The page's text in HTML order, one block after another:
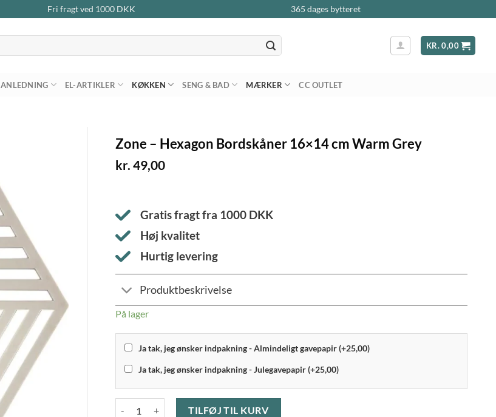
Fri fragt ved 1000DKK 365 dages bytteret
KR.0,00
ANLEDNING EL-ARTIKLER KØKKEN SENG & BAD MÆRKER CC OUTLET
Zone – Hexagon Bordskåner 16×14 cm Warm Grey
kr. 49,00
Gratis fragt fra 1000 DKK
Høj kvalitet
Hurtig levering
Produktbeskrivelse
På lager
Ja tak, jeg ønsker indpakning - Almindeligt gavepapir (+25,00)
Ja tak, jeg ønsker indpakning - Julegavepapir (+25,00)
TILFØJ TIL KURV